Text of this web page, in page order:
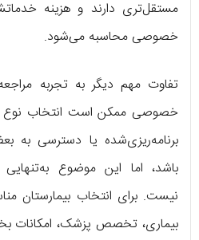
مستقل‌تری دارند و هزینه
خصوصی محاسبه می‌شود.
تفاوت مهم دیگر به تجربه
خصوصی ممکن است انتخاب نوع
برنامه‌ریزی‌شده یا دسترسی به
باشد، اما این موضوع
نیست. برای انتخاب بیمارستان
بیماری، تخصص پزشک، امکانات